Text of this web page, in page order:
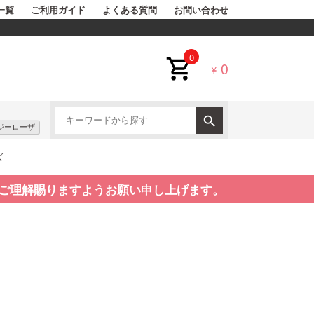
覧 ご利用ガイド よくある質問 お問い合わせ
0
¥ 0
ーローザ
解賜りますようお願い申し上げます。